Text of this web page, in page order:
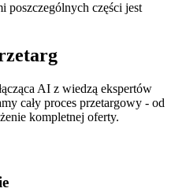
poszczególnych części jest
AI z wiedzą ekspertów
cały proces przetargowy - od
kompletnej oferty.